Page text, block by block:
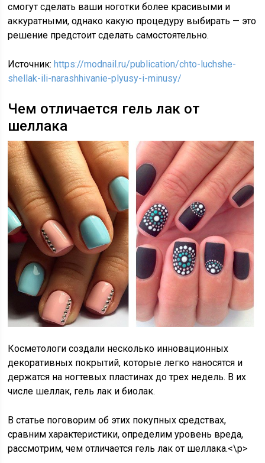
смогут сделать ваши ноготки более красивыми и
аккуратными, однако какую процедуру выбирать — это
решение предстоит сделать самостоятельно.
Источник:https://modnail.ru/publication/chto-luchshe-
shellak-ili-narashhivanie-plyusy-i-minusy/
Чем отличается гель лак от
шеллака
Косметологи создали несколько инновационных
декоративных покрытий, которые легко наносятся и
держатся на ногтевых пластинах до трех недель. В их
числе шеллак, гель лак и биолак.
В статье поговорим об этих покупных средствах,
сравним характеристики, определим уровень вреда,
рассмотрим, чем отличается гель лак от шеллака.<\p>